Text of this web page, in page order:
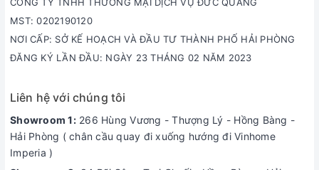
MST: 0202190120
NƠI CẤP: SỞ KẾ HOẠCH VÀ ĐẦU TƯ THÀNH PHỐ HẢI PHÒNG
ĐĂNG KÝ LẦN ĐẦU: NGÀY 23 THÁNG 02 NĂM 2023
Liên hệ với chúng tôi
Showroom 1:266 Hùng Vương - Thượng Lý - Hồng Bàng -
Hải Phòng ( chân cầu quay đi xuống hướng đi Vinhome
Imperia )